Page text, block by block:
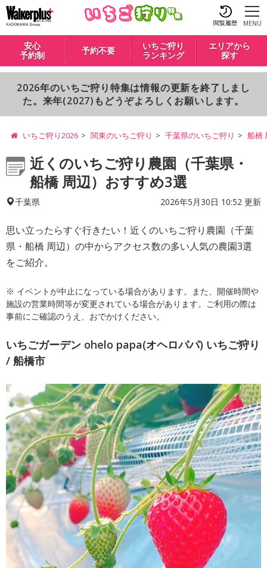
閲覧履歴 MENU
安心
予約制
予約不要
いちご狩り
ランキング
エリアから
探す
2026年のいちご狩り特集は情報の更新を終了しまし
た。来年(2027)もどうぞよろしくお願いします。
いちご狩り2026 関東のいちご狩り 千葉県のいちご狩り 船橋
近くのいちご狩り農園（千葉県・
船橋 周辺）おすすめ3選
千葉県 2026年5月30日 10:52 更新
思い立ったらすぐ行きたい！近くのいちご狩り農園（千葉
県・船橋 周辺）の中からアクセス数の多い人気の農園3選
をご紹介。
※ イベントが中止になっている場合があります。また、開催時間や
施設の営業時間等が変更されている場合があります。ご利用の際は
事前にご確認のうえ、おでかけください。
いちごガーデン ohelo papa(オヘロパパ) いちご狩り
/ 船橋市